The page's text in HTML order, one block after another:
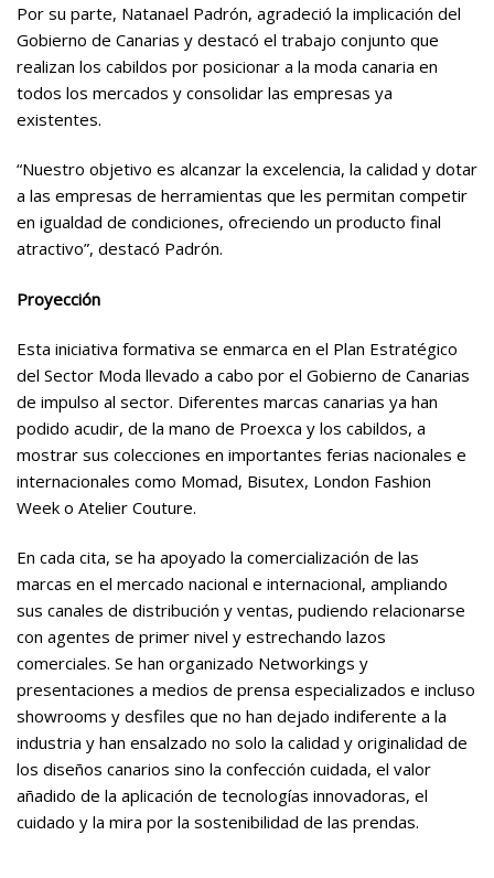
Por su parte, Natanael Padrón, agradeció la implicación del
Gobierno de Canarias y destacó el trabajo conjunto que
realizan los cabildos por posicionar a la moda canaria en
todos los mercados y consolidar las empresas ya
existentes.
“Nuestro objetivo es alcanzar la excelencia, la calidad y dotar
a las empresas de herramientas que les permitan competir
en igualdad de condiciones, ofreciendo un producto final
atractivo”, destacó Padrón.
Proyección
Esta iniciativa formativa se enmarca en el Plan Estratégico
del Sector Moda llevado a cabo por el Gobierno de Canarias
de impulso al sector. Diferentes marcas canarias ya han
podido acudir, de la mano de Proexca y los cabildos, a
mostrar sus colecciones en importantes ferias nacionales e
internacionales como Momad, Bisutex, London Fashion
Week o Atelier Couture.
En cada cita, se ha apoyado la comercialización de las
marcas en el mercado nacional e internacional, ampliando
sus canales de distribución y ventas, pudiendo relacionarse
con agentes de primer nivel y estrechando lazos
comerciales. Se han organizado Networkings y
presentaciones a medios de prensa especializados e incluso
showrooms y desfiles que no han dejado indiferente a la
industria y han ensalzado no solo la calidad y originalidad de
los diseños canarios sino la confección cuidada, el valor
añadido de la aplicación de tecnologías innovadoras, el
cuidado y la mira por la sostenibilidad de las prendas.